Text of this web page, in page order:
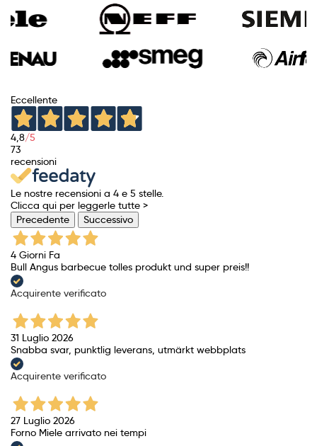
Eccellente
4,8/5
73
recensioni
Le nostre recensioni a 4 e 5 stelle.
Clicca qui per leggerle tutte >
Precedente
Successivo
4 Giorni Fa
Bull Angus barbecue tolles produkt und super preis!!
Acquirente verificato
31 Luglio 2026
Snabba svar, punktlig leverans, utmärkt webbplats
Acquirente verificato
27 Luglio 2026
Forno Miele arrivato nei tempi